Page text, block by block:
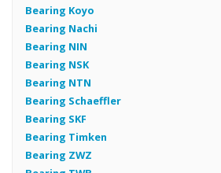
Bearing Koyo
Bearing Nachi
Bearing NIN
Bearing NSK
Bearing NTN
Bearing Schaeffler
Bearing SKF
Bearing Timken
Bearing ZWZ